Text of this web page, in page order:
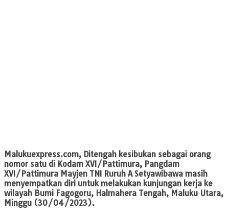
Malukuexpress.com, Ditengah kesibukan sebagai orang
nomor satu di Kodam XVI/Pattimura, Pangdam
XVI/Pattimura Mayjen TNI Ruruh A Setyawibawa masih
menyempatkan diri untuk melakukan kunjungan kerja ke
wilayah Bumi Fagogoru, Halmahera Tengah, Maluku Utara,
Minggu (30/04/2023).